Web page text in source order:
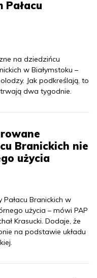
Pałacu
na dziedzińcu
w Białymstoku –
Jak podkreślają, to
dwa tygodnie.
Branickich nie
użycia
Branickich w
użycia – mówi PAP
Krasucki. Dodaje, że
na podstawie układu